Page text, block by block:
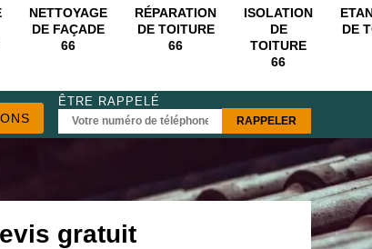
NETTOYAGE
DE FAÇADE
66
RÉPARATION
DE TOITURE
66
ISOLATION
DE
TOITURE
66
DE
ÊTRE RAPPELÉ
gratuit